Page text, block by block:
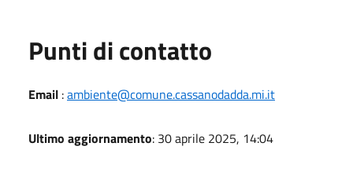
Punti di contatto
Email :ambiente@comune.cassanodadda.mi.it
Ultimo aggiornamento: 30 aprile 2025, 14:04